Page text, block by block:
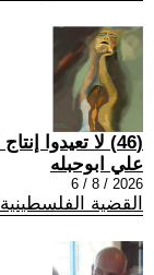
(46) لا تعيدوا إنتاج انقسام -المجلسيين والمعارضين-
علي ابوحبله
2026 / 8 / 6
القضية الفلسطينية